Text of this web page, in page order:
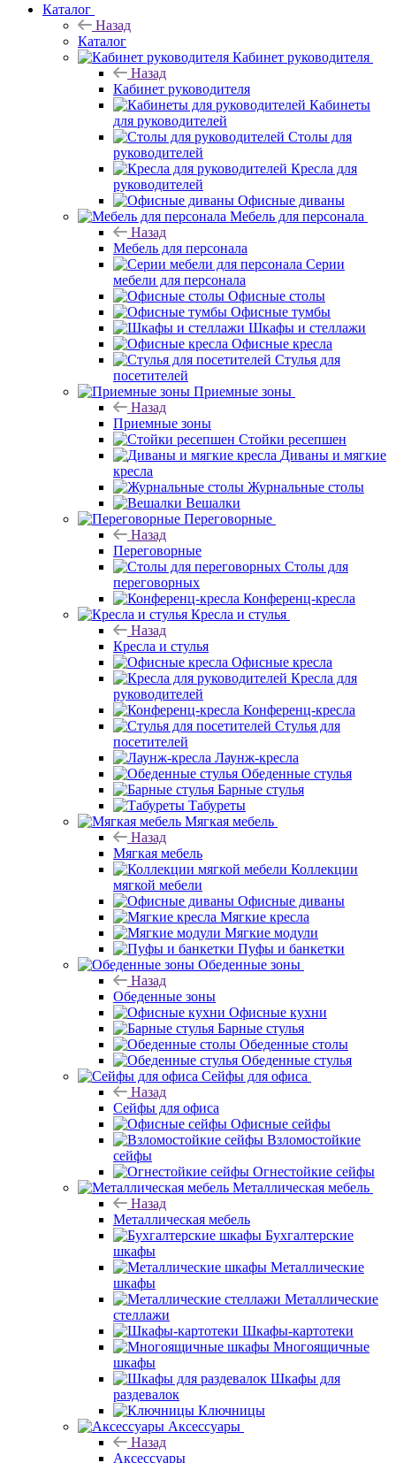
Каталог
Назад
Каталог
Кабинет руководителя
Назад
Кабинет руководителя
Кабинеты
для руководителей
Столы для
руководителей
Кресла для
руководителей
Офисные диваны
Мебель для персонала
Назад
Мебель для персонала
Серии
мебели для персонала
Офисные столы
Офисные тумбы
Шкафы и стеллажи
Офисные кресла
Стулья для
посетителей
Приемные зоны
Назад
Приемные зоны
Стойки ресепшен
Диваны и мягкие
кресла
Журнальные столы
Вешалки
Переговорные
Назад
Переговорные
Столы для
переговорных
Конференц-кресла
Кресла и стулья
Назад
Кресла и стулья
Офисные кресла
Кресла для
руководителей
Конференц-кресла
Стулья для
посетителей
Лаунж-кресла
Обеденные стулья
Барные стулья
Табуреты
Мягкая мебель
Назад
Мягкая мебель
Коллекции
мягкой мебели
Офисные диваны
Мягкие кресла
Мягкие модули
Пуфы и банкетки
Обеденные зоны
Назад
Обеденные зоны
Офисные кухни
Барные стулья
Обеденные столы
Обеденные стулья
Сейфы для офиса
Назад
Сейфы для офиса
Офисные сейфы
Взломостойкие
сейфы
Огнестойкие сейфы
Металлическая мебель
Назад
Металлическая мебель
Бухгалтерские
шкафы
Металлические
шкафы
Металлические
стеллажи
Шкафы-картотеки
Многоящичные
шкафы
Шкафы для
раздевалок
Ключницы
Аксессуары
Назад
Аксессуары